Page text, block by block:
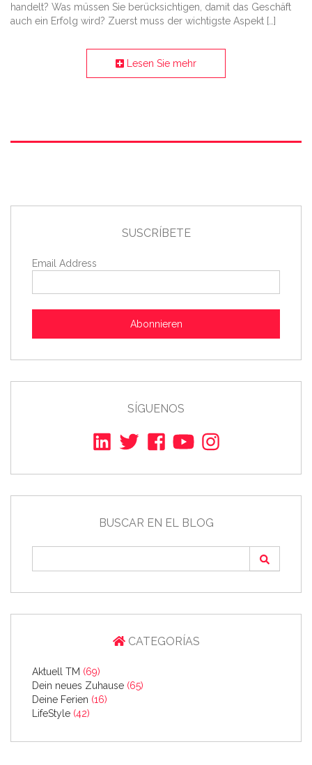
handelt? Was müssen Sie berücksichtigen, damit das Geschäft
auch ein Erfolg wird? Zuerst muss der wichtigste Aspekt […]
Lesen Sie mehr
SUSCRÍBETE
Email Address
Abonnieren
SÍGUENOS
BUSCAR EN EL BLOG
CATEGORÍAS
Aktuell TM (69)
Dein neues Zuhause (65)
Deine Ferien (16)
LifeStyle (42)